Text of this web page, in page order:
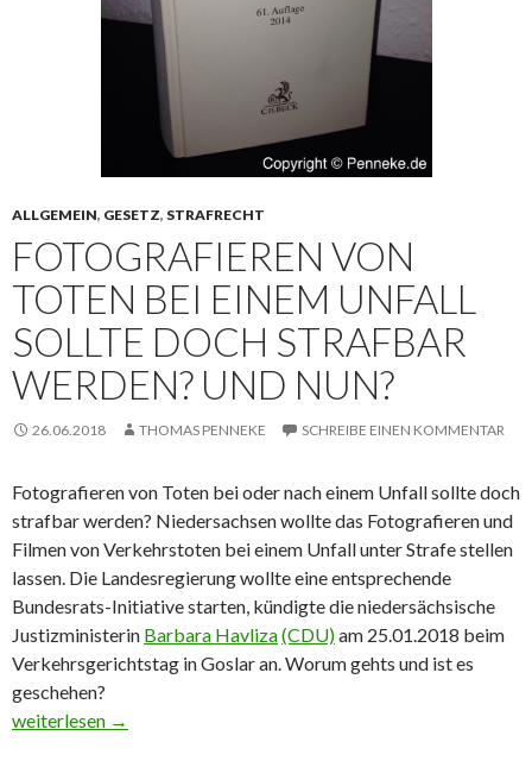
ALLGEMEIN, GESETZ, STRAFRECHT
FOTOGRAFIEREN VON
TOTEN BEI EINEM UNFALL
SOLLTE DOCH STRAFBAR
WERDEN? UND NUN?
26.06.2018 THOMAS PENNEKE SCHREIBE EINEN KOMMENTAR
Fotografieren von Toten bei oder nach einem Unfall sollte doch
strafbar werden? Niedersachsen wollte das Fotografieren und
Filmen von Verkehrstoten bei einem Unfall unter Strafe stellen
lassen. Die Landesregierung wollte eine entsprechende
Bundesrats-Initiative starten, kündigte die niedersächsische
Justizministerin Barbara Havliza(CDU)am 25.01.2018 beim
Verkehrsgerichtstag in Goslar an. Worum gehts und ist es
geschehen?
Fotografieren von Toten bei einem Unfall sollte doch strafbar
weiterlesen →